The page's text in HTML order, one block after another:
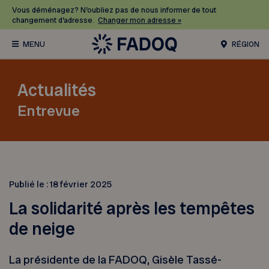
Vous déménagez? N’oubliez pas de nous informer de tout
changement d’adresse. Changer mon adresse »
RÉGION
Actualités
Entrevue
Publié le :18 février 2025
La solidarité après les tempêtes
de neige
La présidente de la FADOQ, Gisèle Tassé-